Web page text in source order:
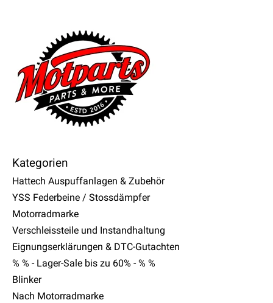
Kategorien
Hattech Auspuffanlagen & Zubehör
YSS Federbeine / Stossdämpfer
Motorradmarke
Verschleissteile und Instandhaltung
Eignungserklärungen & DTC-Gutachten
% % - Lager-Sale bis zu 60% - % %
Blinker
Nach Motorradmarke